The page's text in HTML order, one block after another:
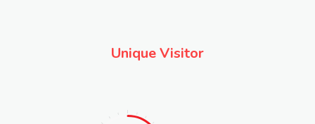
Unique Visitor